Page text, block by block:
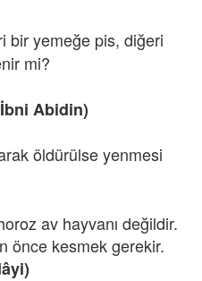
bir yemeğe pis, diğeri
mi?
Abidin)
öldürülse yenmesi
av hayvanı değildir.
önce kesmek gerekir.